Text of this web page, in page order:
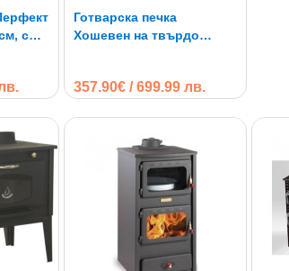
Готварските печки на дърва осигуряват
атмосфера в дома. Този тип отопление е
живот и надеждност. Традиционните печки на
Готварските печки на дърва Купро
Те носят усещане за традиция и домашен уют.
предимства на съвременните готварски
камера. Това позволява дървата за огрев
регулиране на температурата, което е
се нуждае?
на дърва изисква редовна поддръжка, за
Готварска печка
Хошевен на твърдо
357.90€ / 699.99 лв.